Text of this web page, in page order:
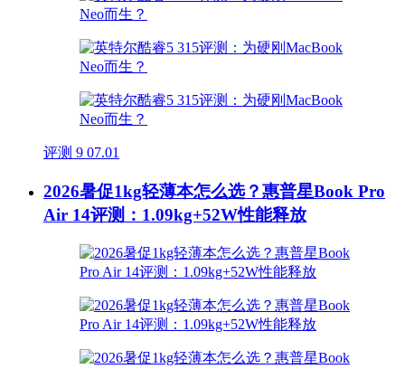
评测 9 07.01
2026暑促1kg轻薄本怎么选？惠普星Book Pro
Air 14评测：1.09kg+52W性能释放